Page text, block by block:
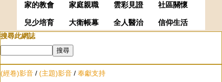
家的教會 家庭親職 雲彩見證 社區關懷
兒少培育 大衛帳幕 全人醫治
信仰生活
搜尋此網誌
(經卷)影音 / (主題)影音 / 奉獻支持